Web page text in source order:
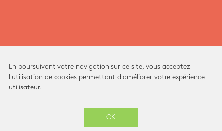
Ici Librairie - Paris Grands Boulevards © 2026 -
En poursuivant votre navigation sur ce site, vous acceptez
l'utilisation de cookies permettant d'améliorer votre expérience
utilisateur.
OK